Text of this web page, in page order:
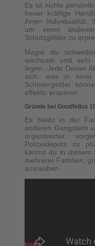
Es ist nichts
heuer kräftige
ihnen Individualität.
um einen
Schutzgelder zu
Magst du
wachsam und
legen. Jede Deiner
sich, was in einer
Schmiergelder
effektiv ersparen.
Gründe bei Goodfellas
Es bleibt in der
anderen Gangstern
organisierter
Polizeidepots zu
kannst du in diesem
mehrerer Familien,
ausrauben.